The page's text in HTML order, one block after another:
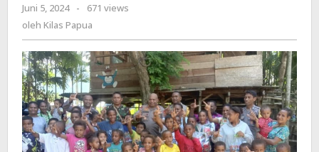
Fakhiri
Dengan
Belajar
Bisa
Mendapatkan
Apa
Yang
Dicita-
Citakan
Juni 5, 2024
oleh
Kilas
Papua
-
671 views
oleh Kilas Papua